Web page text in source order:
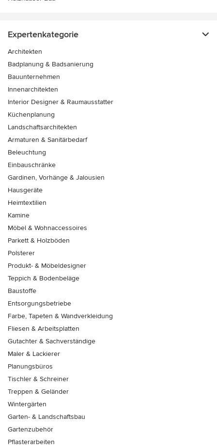
Expertenkategorie
Architekten
Badplanung & Badsanierung
Bauunternehmen
Innenarchitekten
Interior Designer & Raumausstatter
Küchenplanung
Landschaftsarchitekten
Armaturen & Sanitärbedarf
Beleuchtung
Einbauschränke
Gardinen, Vorhänge & Jalousien
Hausgeräte
Heimtextilien
Kamine
Möbel & Wohnaccessoires
Parkett & Holzböden
Polsterer
Produkt- & Möbeldesigner
Teppich & Bodenbeläge
Baustoffe
Entsorgungsbetriebe
Farbe, Tapeten & Wandverkleidung
Fliesen & Arbeitsplatten
Gutachter & Sachverständige
Maler & Lackierer
Planungsbüros
Tischler & Schreiner
Treppen & Geländer
Wintergärten
Garten- & Landschaftsbau
Gartenzubehör
Pflasterarbeiten